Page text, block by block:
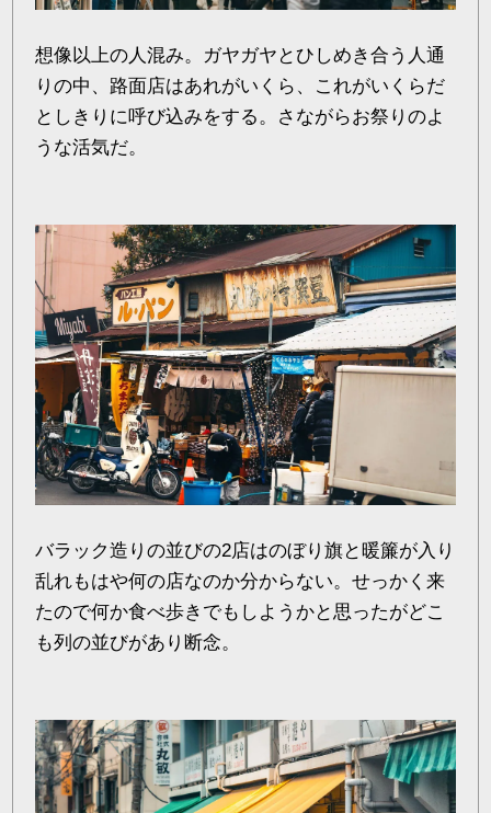
想像以上の人混み。ガヤガヤとひしめき合う人通
りの中、路面店はあれがいくら、これがいくらだ
としきりに呼び込みをする。さながらお祭りのよ
うな活気だ。
バラック造りの並びの2店はのぼり旗と暖簾が入り
乱れもはや何の店なのか分からない。せっかく来
たので何か食べ歩きでもしようかと思ったがどこ
も列の並びがあり断念。